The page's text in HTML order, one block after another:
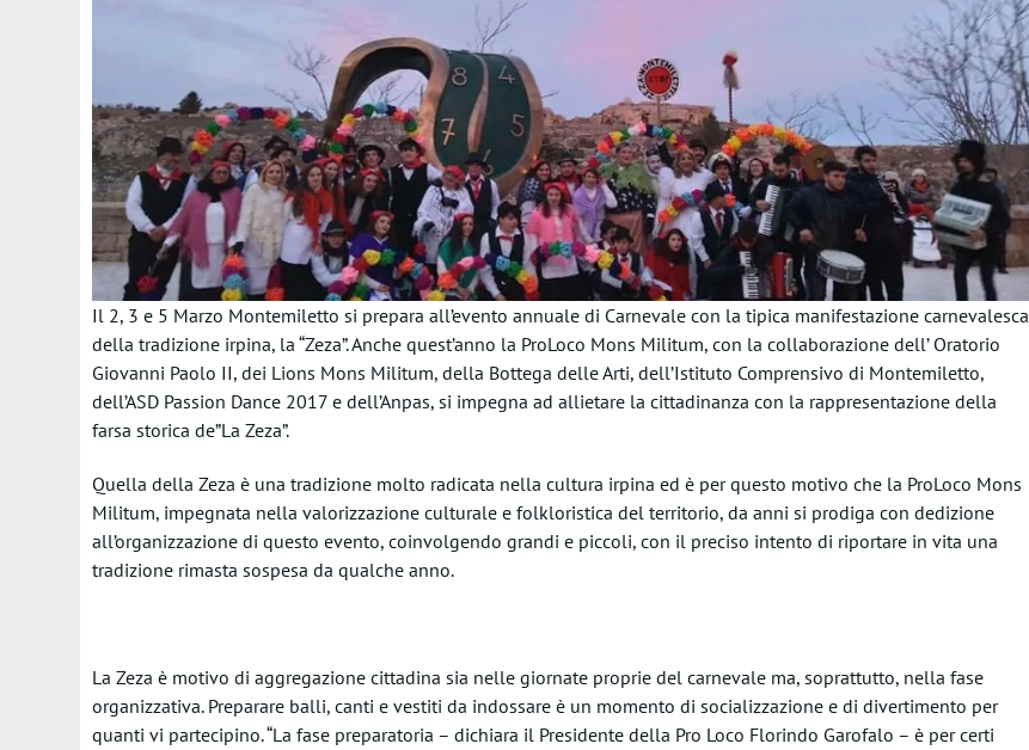
Il 2, 3 e 5 Marzo Montemiletto si prepara all’evento annuale di Carnevale con la tipica manifestazione carnevalesca
della tradizione irpina, la “Zeza”. Anche quest’anno la ProLoco Mons Militum, con la collaborazione dell’ Oratorio
Giovanni Paolo II, dei Lions Mons Militum, della Bottega delle Arti, dell’Istituto Comprensivo di Montemiletto,
dell’ASD Passion Dance 2017 e dell’Anpas, si impegna ad allietare la cittadinanza con la rappresentazione della
farsa storica de”La Zeza”.
Quella della Zeza è una tradizione molto radicata nella cultura irpina ed è per questo motivo che la ProLoco Mons
Militum, impegnata nella valorizzazione culturale e folkloristica del territorio, da anni si prodiga con dedizione
all’organizzazione di questo evento, coinvolgendo grandi e piccoli, con il preciso intento di riportare in vita una
tradizione rimasta sospesa da qualche anno.
La Zeza è motivo di aggregazione cittadina sia nelle giornate proprie del carnevale ma, soprattutto, nella fase
organizzativa. Preparare balli, canti e vestiti da indossare è un momento di socializzazione e di divertimento per
quanti vi partecipino. “La fase preparatoria – dichiara il Presidente della Pro Loco Florindo Garofalo – è per certi